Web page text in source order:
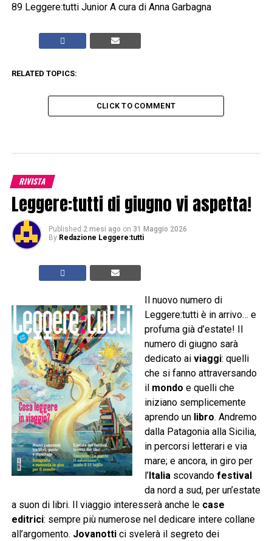
89 Leggere:tutti Junior A cura di Anna Garbagna
RELATED TOPICS:
CLICK TO COMMENT
RIVISTA
Leggere:tutti di giugno vi aspetta!
Published 2 mesi ago on 31 Maggio 2026
By Redazione Leggere:tutti
Il nuovo numero di
Leggere:tutti è in arrivo… e
profuma già d’estate! Il
numero di giugno sarà
dedicato ai viaggi: quelli
che si fanno attraversando
il mondo e quelli che
iniziano semplicemente
aprendo un libro. Andremo
dalla Patagonia alla Sicilia,
in percorsi letterari e via
mare; e ancora, in giro per
l’Italiascovando festival
da nord a sud, per un’estate
a suon di libri. Il viaggio interesserà anche le case
editrici: sempre più numerose nel dedicare intere collane
all’argomento. Jovanottici svelerà il segreto dei